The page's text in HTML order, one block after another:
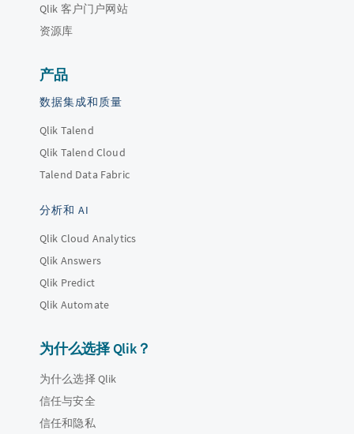
Qlik 客户门户网站
资源库
产品
数据集成和质量
Qlik Talend
Qlik Talend Cloud
Talend Data Fabric
分析和 AI
Qlik Cloud Analytics
Qlik Answers
Qlik Predict
Qlik Automate
为什么选择 Qlik？
为什么选择 Qlik
信任与安全
信任和隐私